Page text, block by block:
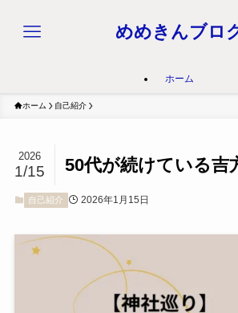
めめきんブロ
ホーム
ホーム 自己紹介
50代が続けている吉
2026
1/15
自己紹介 2026年1月15日